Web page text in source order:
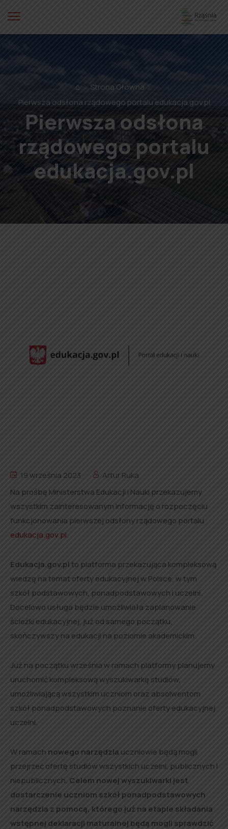
⌂
Strona Główna
Pierwsza odsłona rządowego portalu edukacja.gov.pl
Pierwsza odsłona
rządowego portalu
edukacja.gov.pl
19 września 2023
Artur Ruka
Na prośbę Ministerstwa Edukacji i Nauki przekazujemy
wszystkim zainteresowanym informację o rozpoczęciu
funkcjonowania pierwszej odsłony rządowego portalu
edukacja.gov.pl.
Edukacja.gov.plto platforma przekazująca kompleksową
wiedzę na temat oferty edukacyjnej w Polsce, w tym
szkół podstawowych, ponadpodstawowych i uczelni.
Docelowo usługa będzie umożliwiała zaplanowanie
ścieżki edukacyjnej, już od samego początku,
skończywszy na edukacji na poziomie akademickim.
Już na początku września w ramach platformy planujemy
uruchomić kompleksową wyszukiwarkę studiów,
umożliwiającą wszystkim uczniom oraz absolwentom
szkół ponadpodstawowych poznanie oferty edukacyjnej
uczelni.
W ramach nowego narzędzia uczniowie będą mogli
przejrzeć ofertę studiów wszystkich uczelni, publicznych i
niepublicznych. Celem nowej wyszukiwarki jest
dostarczenie uczniom szkół ponadpodstawowych
narzędzia z pomocą, którego już na etapie składania
wstępnej deklaracji maturalnej będą mogli sprawdzić